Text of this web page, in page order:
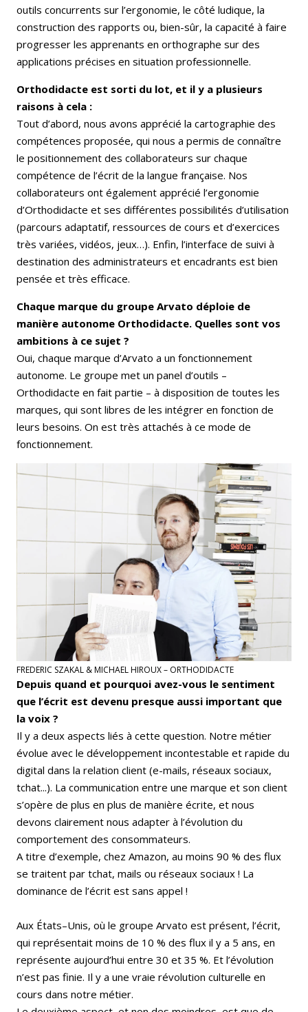
outils concurrents sur l’ergonomie, le côté ludique, la
construction des rapports ou, bien-sûr, la capacité à faire
progresser les apprenants en orthographe sur des
applications précises en situation professionnelle.
Orthodidacte est sorti du lot, et il y a plusieurs
raisons à cela :
Tout d’abord, nous avons apprécié la cartographie des
compétences proposée, qui nous a permis de connaître
le positionnement des collaborateurs sur chaque
compétence de l’écrit de la langue française. Nos
collaborateurs ont également apprécié l’ergonomie
d’Orthodidacte et ses différentes possibilités d’utilisation
(parcours adaptatif, ressources de cours et d’exercices
très variées, vidéos, jeux…). Enfin, l’interface de suivi à
destination des administrateurs et encadrants est bien
pensée et très efficace.
Chaque marque du groupe Arvato déploie de
manière autonome Orthodidacte. Quelles sont vos
ambitions à ce sujet ?
Oui, chaque marque d’Arvato a un fonctionnement
autonome. Le groupe met un panel d’outils –
Orthodidacte en fait partie – à disposition de toutes les
marques, qui sont libres de les intégrer en fonction de
leurs besoins. On est très attachés à ce mode de
fonctionnement.
FREDERIC SZAKAL & MICHAEL HIROUX – ORTHODIDACTE
Depuis quand et pourquoi avez-vous le sentiment
que l’écrit est devenu presque aussi important que
la voix ?
Il y a deux aspects liés à cette question. Notre métier
évolue avec le développement incontestable et rapide du
digital dans la relation client (e-mails, réseaux sociaux,
tchat...). La communication entre une marque et son client
s’opère de plus en plus de manière écrite, et nous
devons clairement nous adapter à l’évolution du
comportement des consommateurs.
A titre d’exemple, chez Amazon, au moins 90 % des flux
se traitent par tchat, mails ou réseaux sociaux ! La
dominance de l’écrit est sans appel !
Aux États–Unis, où le groupe Arvato est présent, l’écrit,
qui représentait moins de 10 % des flux il y a 5 ans, en
représente aujourd’hui entre 30 et 35 %. Et l’évolution
n’est pas finie. Il y a une vraie révolution culturelle en
cours dans notre métier.